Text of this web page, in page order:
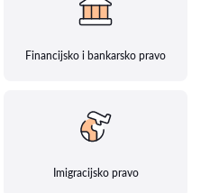
Financijsko i bankarsko pravo
Imigracijsko pravo